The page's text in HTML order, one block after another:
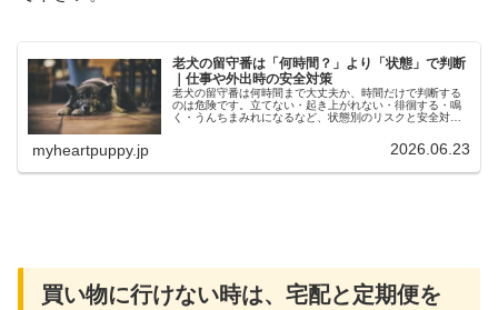
老犬の留守番は「何時間？」より「状態」で判断
｜仕事や外出時の安全対策
老犬の留守番は何時間まで大丈夫か、時間だけで判断する
のは危険です。立てない・起き上がれない・徘徊する・鳴
く・うんちまみれになるなど、状態別のリスクと安全対策
myheartpuppy.jp 2026.06.23
買い物に行けない時は、宅配と定期便を